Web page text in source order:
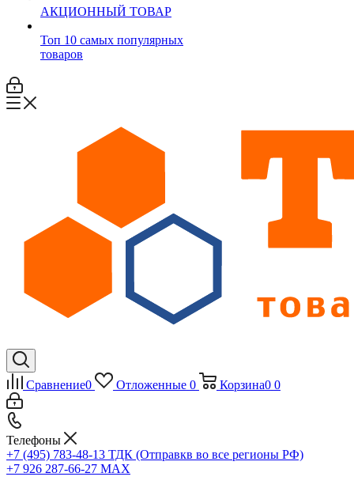
АКЦИОННЫЙ ТОВАР
Топ 10 самых популярных
товаров
Сравнение0 Отложенные 0 Корзина0 0
Телефоны
+7 (495) 783-48-13 ТДК (Отправкв во все регионы РФ)
+7 926 287-66-27 МАХ